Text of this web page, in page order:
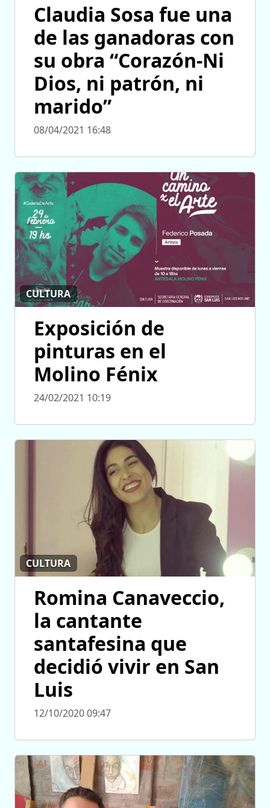
Claudia Sosa fue una
de las ganadoras con
su obra “Corazón-Ni
Dios, ni patrón, ni
marido”
08/04/2021 16:48
CULTURA
Exposición de
pinturas en el
Molino Fénix
24/02/2021 10:19
CULTURA
Romina Canaveccio,
la cantante
santafesina que
decidió vivir en San
Luis
12/10/2020 09:47